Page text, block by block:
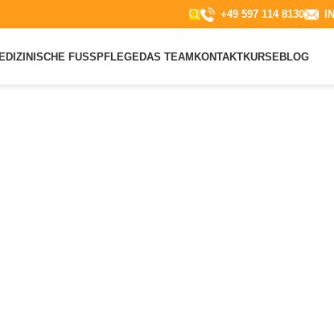
+49 597 114 8130​
FUSSPFLEGE DAS TEAMKONTAKTKURSEBLOG